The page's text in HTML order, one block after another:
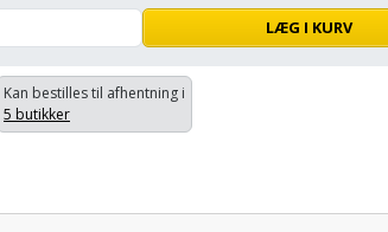
LÆG I KURV
Kan bestilles til afhentning i
5 butikker